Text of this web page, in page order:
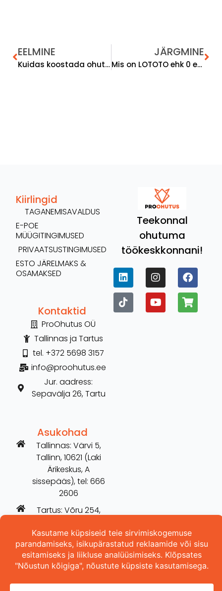
EELMINE
Kuidas koostada ohutusjuhendit 0 euroga?
JÄRGMINE
Mis on LOTOTO ehk 0 energia olek?
Teekonnal
ohutuma
töökeskkonnani!
Kontaktid
ProOhutus OÜ
Tallinnas ja Tartus
tel. +372 5698 3157
info@proohutus.ee
Jur. aadress:
Sepavälja 26, Tartu
Kiirlingid
TAGANEMISAVALDUS
E-POE
MÜÜGITINGIMUSED
PRIVAATSUSTINGIMUSED
ESTO JÄRELMAKS &
OSAMAKSED
Asukohad
Tallinnas: Värvi 5,
Tallinn, 10621 (Laki
Ärikeskus, A
sissepääs), tel: 666
2606
Tartus: Võru 254,
Hilarise maja), tel:
5698 3157